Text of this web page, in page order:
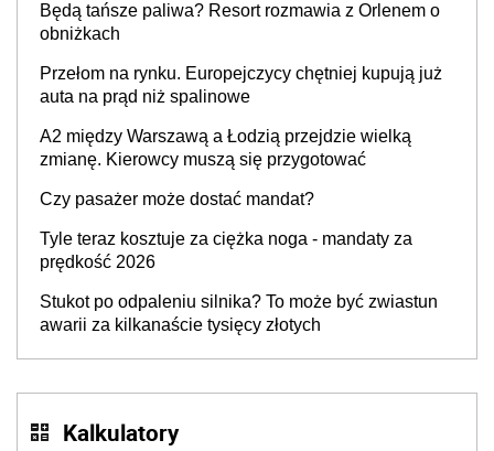
producenta
Będą tańsze paliwa? Resort rozmawia z Orlenem o
obniżkach
Przełom na rynku. Europejczycy chętniej kupują już
auta na prąd niż spalinowe
A2 między Warszawą a Łodzią przejdzie wielką
zmianę. Kierowcy muszą się przygotować
Czy pasażer może dostać mandat?
Tyle teraz kosztuje za ciężka noga - mandaty za
prędkość 2026
Stukot po odpaleniu silnika? To może być zwiastun
awarii za kilkanaście tysięcy złotych
Kalkulatory